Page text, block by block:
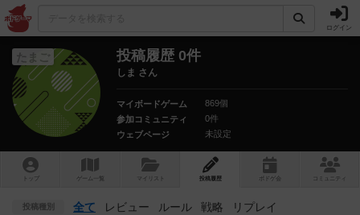
ログイン
たまご 投稿履歴 0件
しま さん
マイボードゲーム
869個
参加コミュニティ
0件
ウェブページ
未設定
トップ ゲーム一覧 マイリスト 投稿履歴 ボ ドゲ コミュニティ
投稿種別 全て レビュー ルール 戦略 リプレイ